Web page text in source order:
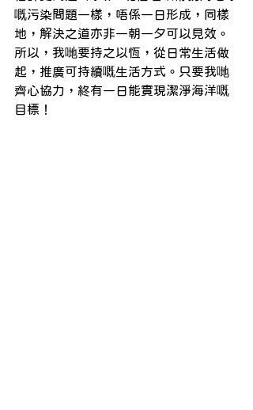
嘅污染問題一樣，唔係一日形成，同樣
地，解決之道亦非一朝一夕可以見效。
所以，我哋要持之以恆，從日常生活做
起，推廣可持續嘅生活方式。只要我哋
齊心協力，終有一日能實現潔淨海洋嘅
目標！